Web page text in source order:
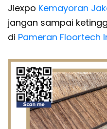
Jiexpo Kemayoran
jangan sampai
di Pameran Floortech